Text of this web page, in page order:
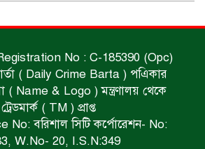
মরদেহ উদ্ধার।
মাদক কারবারি গ্রেপ্তার।
No : C-185390 (Opc)
( Daily Crime Barta ) পএিকার
Name & Logo ) মন্ত্রণালয় থেকে
ট্রেডমার্ক ( TM ) প্রাপ্ত
No: বরিশাল সিটি কর্পোরেশন- No:
W.No- 20, I.S.N:349